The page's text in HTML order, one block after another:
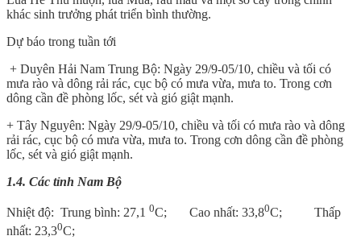
khác sinh trưởng phát triển bình thường.
Dự báo trong tuần tới
+ Duyên Hải Nam Trung Bộ: Ngày 29/9-05/10, chiều và tối có
mưa rào và dông rải rác, cục bộ có mưa vừa, mưa to. Trong cơn
dông cần đề phòng lốc, sét và gió giật mạnh.
+ Tây Nguyên: Ngày 29/9-05/10, chiều và tối có mưa rào và dông
rải rác, cục bộ có mưa vừa, mưa to. Trong cơn dông cần đề phòng
lốc, sét và gió giật mạnh.
1.4. Các tỉnh Nam Bộ
Nhiệt độ: Trung bình: 27,1 0C; Cao nhất: 33,80C; Thấp
nhất: 23,30C;